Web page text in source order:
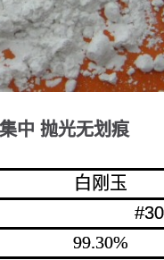
中 抛光无划痕
白刚玉
99.30%